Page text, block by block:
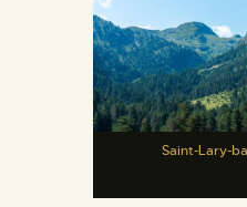
Saint-Lary-